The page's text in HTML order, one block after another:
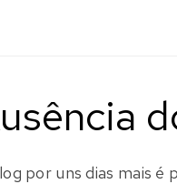
por uns dias mais é